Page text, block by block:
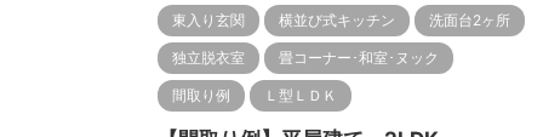
東入り玄関 横並び式キッチン 洗面台2ヶ所
独立脱衣室 畳コーナー･和室･ヌック
間取り例 Ｌ型ＬＤＫ